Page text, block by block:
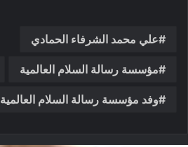
علي محمد الشرفاء الحمادي
مؤسسة رسالة السلام العالمية
وفد مؤسسة رسالة السلام العالمية